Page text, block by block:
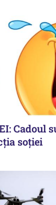
Cadoul
soției